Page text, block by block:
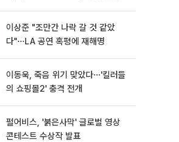
이상준 "조만간 나락 갈 것 같았
다"⋯LA 공연 혹평에 재해명
이동욱, 죽음 위기 맞았다⋯'킬러들
의 쇼핑몰2' 충격 전개
펄어비스, '붉은사막' 글로벌 영상
콘테스트 수상작 발표